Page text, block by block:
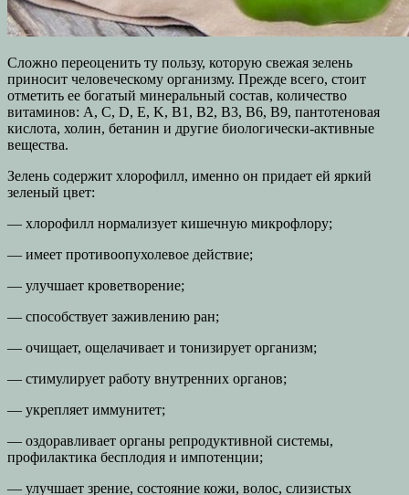
Сложно переоценить ту пользу, которую свежая зелень
приносит человеческому организму. Прежде всего, стоит
отметить ее богатый минеральный состав, количество
витаминов: A, C, D, E, K, B1, B2, B3, B6, B9, пантотеновая
кислота, холин, бетанин и другие биологически-активные
вещества.
Зелень содержит хлорофилл, именно он придает ей яркий
зеленый цвет:
— хлорофилл нормализует кишечную микрофлору;
— имеет противоопухолевое действие;
— улучшает кроветворение;
— способствует заживлению ран;
— очищает, ощелачивает и тонизирует организм;
— стимулирует работу внутренних органов;
— укрепляет иммунитет;
— оздоравливает органы репродуктивной системы,
профилактика бесплодия и импотенции;
— улучшает зрение, состояние кожи, волос, слизистых